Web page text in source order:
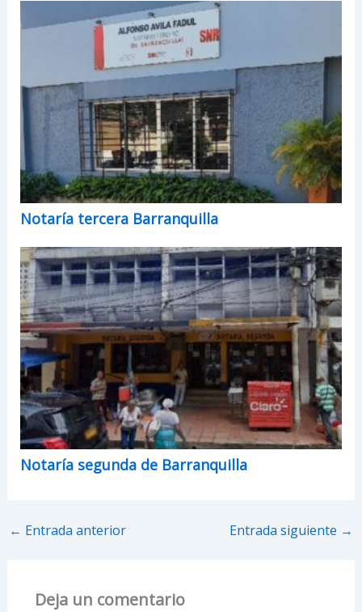
Notaría tercera Barranquilla
Notaría segunda de Barranquilla
← Entrada anterior Entrada siguiente →
Deja un comentario